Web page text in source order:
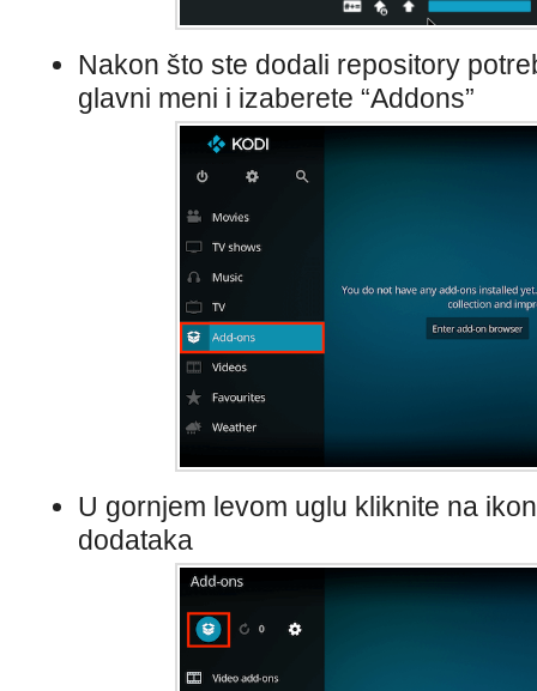
Nakon što ste dodali repository
glavni meni i izaberete “Addons”
U gornjem levom uglu kliknite na
dodataka